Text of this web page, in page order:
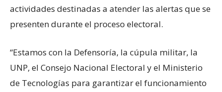
actividades destinadas a atender las alertas que se
presenten durante el proceso electoral.
“Estamos con la Defensoría, la cúpula militar, la
UNP, el Consejo Nacional Electoral y el Ministerio
de Tecnologías para garantizar el funcionamiento